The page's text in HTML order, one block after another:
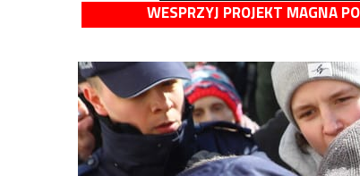
WESPRZYJ PROJEKT MAGNA